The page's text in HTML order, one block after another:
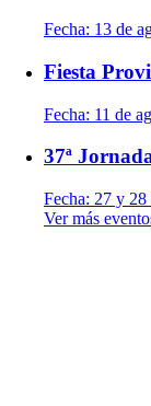
Fecha: 13 de
Fiesta
Fecha: 11 de
37ª
Fecha: 27 y 28
Ver más